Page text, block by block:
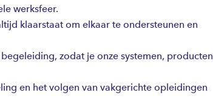
werksfeer.
klaarstaat om elkaar te ondersteunen en
zodat je onze systemen, producten
en het volgen van vakgerichte opleidingen